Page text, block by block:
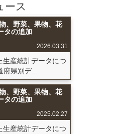
ース
、野菜、果物、花
タの追加
2026.03.31
生産統計データにつ
県別デ...
、野菜、果物、花
タの追加
2025.02.27
生産統計データにつ